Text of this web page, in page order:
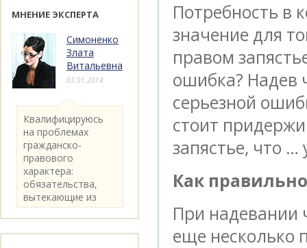
Потребность в
значение для
правом
ошибка? Надев
серьезной
стоит
запястье, что …
Как
При надевании
еще несколько
МНЕНИЕ ЭКСПЕРТА
Симоненко
Злата
Витальевна
03.01.2014
Квалифицируюсь
на проблемах
гражданско-
правового
характера:
обязательства,
вытекающие из
категории..